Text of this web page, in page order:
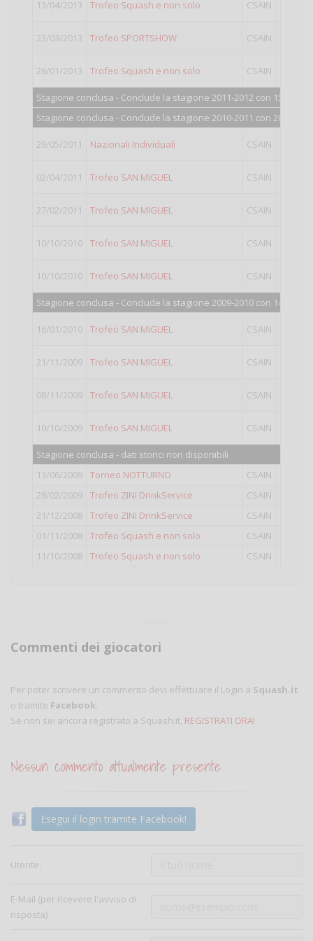
13/04/2013 Trofeo Squash e non solo CSAIN
23/03/2013 Trofeo SPORTSHOW CSAIN
26/01/2013 Trofeo Squash e non solo CSAIN
Stagione conclusa - Conclude la stagione 2011-2012 con 152 punti.
Stagione conclusa - Conclude la stagione 2010-2011 con 204 punti.
29/05/2011 Nazionali Individuali CSAIN
02/04/2011 Trofeo SAN MIGUEL CSAIN
27/02/2011 Trofeo SAN MIGUEL CSAIN
10/10/2010 Trofeo SAN MIGUEL CSAIN
10/10/2010 Trofeo SAN MIGUEL CSAIN
Stagione conclusa - Conclude la stagione 2009-2010 con 144 punti.
16/01/2010 Trofeo SAN MIGUEL CSAIN
21/11/2009 Trofeo SAN MIGUEL CSAIN
08/11/2009 Trofeo SAN MIGUEL CSAIN
10/10/2009 Trofeo SAN MIGUEL CSAIN
Stagione conclusa - dati storici non disponibili
13/06/2009
Torneo NOTTURNO CSAIN
28/02/2009
Trofeo ZINI DrinkService CSAIN
21/12/2008
Trofeo ZINI DrinkService CSAIN
01/11/2008
Trofeo Squash e non solo CSAIN
11/10/2008
Trofeo Squash e non solo CSAIN
Commenti dei giocatori
Per poter scrivere un commento devi effettuare il Login a Squash.it
o tramite Facebook.
Se non sei ancora registrato a Squash.it, REGISTRATI ORA!
Nessun commento attualmente presente
Esegui il login tramite Facebook!
Utente:
E-Mail (per ricevere l'avviso di
risposta)